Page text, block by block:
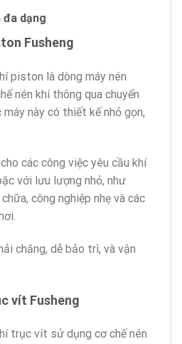
đa dạng
Fusheng
piston là dòng máy nén
nén khí thông qua chuyển
này có thiết kế nhỏ gọn,
các công việc yêu cầu khí
với lưu lượng nhỏ, như
công nghiệp nhẹ và các
chăng, dễ bảo trì, và vận
vít Fusheng
trục vít sử dụng cơ chế nén